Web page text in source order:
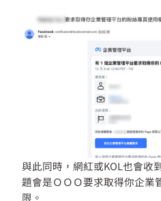
與此同時，網紅或KOL也會收
題會是ＯＯＯ要求取得你企業
限。